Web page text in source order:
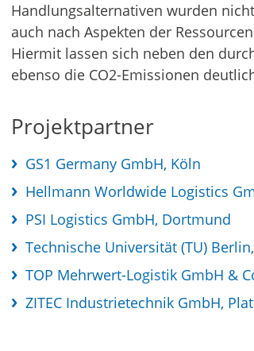
Handlungsalternativen wurden
auch nach Aspekten der
Hiermit lassen sich neben den
ebenso die CO2-Emissionen
Projektpartner
GS1 Germany GmbH, Köln
Hellmann Worldwide Logistics
PSI Logistics GmbH, Dortmund
Technische Universität (TU)
TOP Mehrwert-Logistik GmbH &
ZITEC Industrietechnik GmbH,